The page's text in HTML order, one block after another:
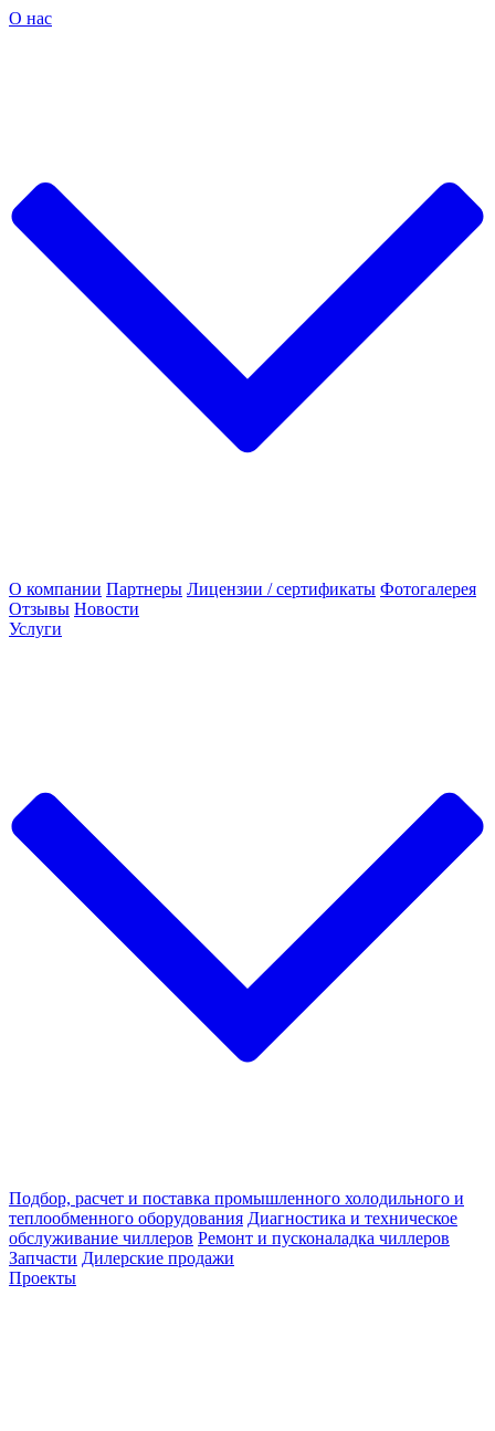
О нас
О компании Партнеры Лицензии / сертификаты Фотогалерея
Отзывы Новости
Услуги
Подбор, расчет и поставка промышленного холодильного и
теплообменного оборудования Диагностика и техническое
обслуживание чиллеров Ремонт и пусконаладка чиллеров
Запчасти Дилерские продажи
Проекты